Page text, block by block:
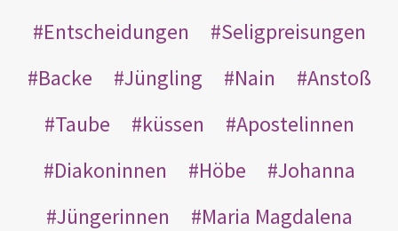
Entscheidungen
Seligpreisungen
Backe
Jüngling Nain
Anstoß
Taube
küssen
Apostelinnen
Diakoninnen
Höbe
Johanna
Jüngerinnen
Maria Magdalena